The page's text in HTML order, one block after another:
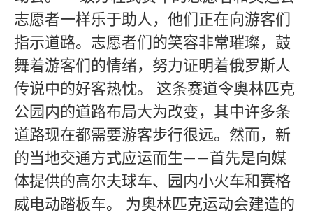
志愿者一样乐于助人，他们正在向游客们
指示道路。志愿者们的笑容非常璀璨，鼓
舞着游客们的情绪，努力证明着俄罗斯人
传说中的好客热忱。 这条赛道令奥林匹克
公园内的道路布局大为改变，其中许多条
道路现在都需要游客步行很远。然而，新
的当地交通方式应运而生——首先是向媒
体提供的高尔夫球车、园内小火车和赛格
威电动踏板车。 为奥林匹克运动会建造的